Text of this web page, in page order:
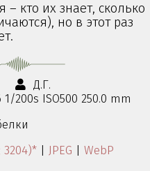
– кто их знает, сколько
но в этот раз
Д.Г.
1/200s ISO500 250.0 mm
| JPEG | WebP